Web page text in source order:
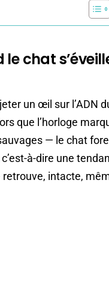
chat
un œil sur l’ADN
que l’horloge
— le chat
c’est-à-dire une
retrouve, intacte,